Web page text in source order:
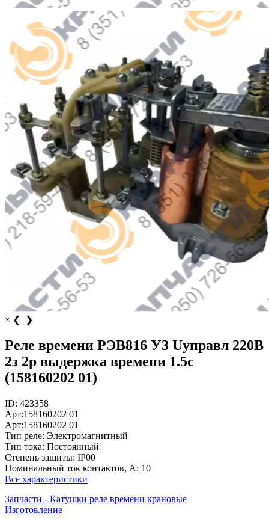
× ❮ ❯
Реле времени РЭВ816 У3 Uуправл 220В
2з 2р выдержка времени 1.5с
(158160202 01)
ID: 423358
Арт:158160202 01
Арт:158160202 01
Тип реле: Электромагнитный
Тип тока: Постоянный
Степень защиты: IP00
Номинальный ток контактов, А: 10
Все характеристики
Запчасти - Катушки реле времени крановые
Изготовление